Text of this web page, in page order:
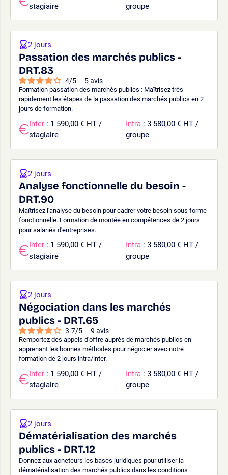
stagiaire
groupe
Passation des marchés publics -
DRT.83
4/5 - 5avis
Formation passation des marchés publics : Maîtrisez très
rapidement les étapes de la passation des marchés publics en 2
jours de formation.
2 jours
Inter : 1 590,00 € HT /
stagiaire
Intra : 3 580,00 € HT /
groupe
Analyse fonctionnelle du besoin -
DRT.90
Maîtrisez l'analyse du besoin pour cadrer votre besoin sous forme
fonctionnelle. Formation de montée en compétences de 2 jours
pour salariés d'entreprises.
2 jours
Inter : 1 590,00 € HT /
stagiaire
Intra : 3 580,00 € HT /
groupe
Négociation dans les marchés
publics - DRT.65
3.7/5 - 9 avis
Remportez des appels d'offre auprès de marchés publics en
apprenant les bonnes méthodes pour négocier avec notre
formation de 2 jours intra/inter.
2 jours
Inter : 1 590,00 € HT /
stagiaire
Intra : 3 580,00 € HT /
groupe
Dématérialisation des marchés
publics - DRT.12
Donnez aux acheteurs les bases juridiques pour utiliser la
dématérialisation des marchés publics dans les conditions
2 jours